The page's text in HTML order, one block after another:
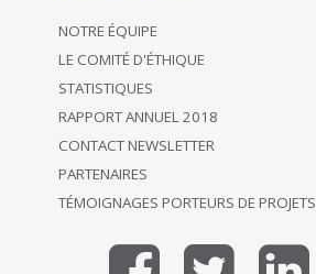
NOTRE ÉQUIPE
LE COMITÉ D'ÉTHIQUE
STATISTIQUES
RAPPORT ANNUEL 2018
CONTACT NEWSLETTER
PARTENAIRES
TÉMOIGNAGES PORTEURS DE PROJETS